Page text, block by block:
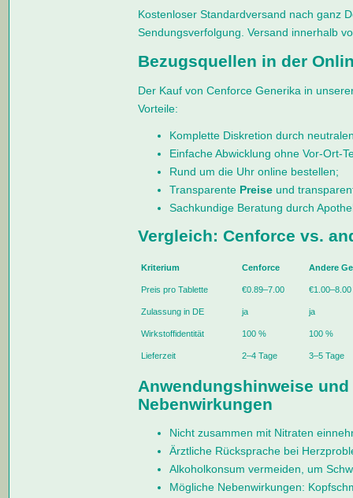
Kostenloser Standardversand nach ganz
Sendungsverfolgung. Versand innerhalb
Bezugsquellen in der
Der Kauf von Cenforce Generika in
Vorteile:
Komplette Diskretion durch
Einfache Abwicklung ohne Vor-Ort-
Rund um die Uhr online bestellen;
Transparente Preiseund
Sachkundige Beratung durch
Vergleich: Cenforce vs.
Kriterium Cenforce Andere
Preis pro Tablette €0.89–7.00 €1.00–8.00
Zulassung in DE ja ja
Wirkstoffidentität 100 % 100 %
Lieferzeit 2–4 Tage 3–5 Tage
Anwendungshinweise
Nebenwirkungen
Nicht zusammen mit Nitraten
Ärztliche Rücksprache bei
Alkoholkonsum vermeiden, um
Mögliche Nebenwirkungen: